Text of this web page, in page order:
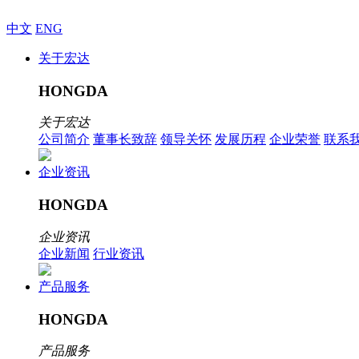
中文 ENG
关于宏达
HONGDA
关于宏达
公司简介 董事长致辞 领导关怀 发展历程 企业荣誉 联系
企业资讯
HONGDA
企业资讯
企业新闻 行业资讯
产品服务
HONGDA
产品服务